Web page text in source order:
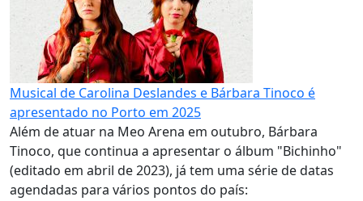
Musical de Carolina Deslandes e Bárbara Tinoco é
apresentado no Porto em 2025
Além de atuar na Meo Arena em outubro, Bárbara
Tinoco, que continua a apresentar o álbum "Bichinho"
(editado em abril de 2023), já tem uma série de datas
agendadas para vários pontos do país: